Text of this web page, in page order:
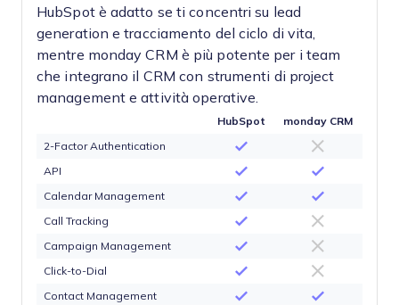
HubSpot è adatto se ti concentri su lead
generation e tracciamento del ciclo di vita,
mentre monday CRM è più potente per i team
che integrano il CRM con strumenti di project
management e attività operative.
HubSpot
monday CRM
2-Factor Authentication
API
Calendar Management
Call Tracking
Campaign Management
Click-to-Dial
Contact Management